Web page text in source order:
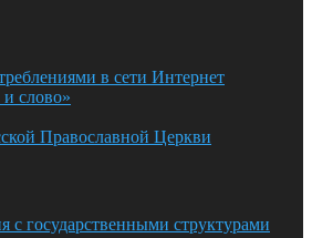
в сети Интернет
слово»
Православной Церкви
с государственными структурами